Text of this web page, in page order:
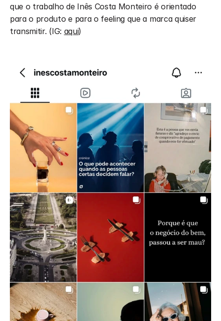
que o trabalho de Inês Costa Monteiro é orientado
para o produto e para o feeling que a marca quiser
transmitir. (IG: aqui)